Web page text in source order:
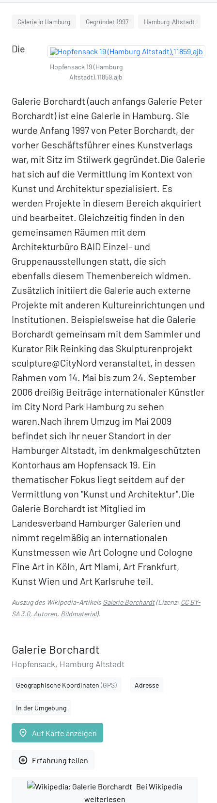
Galerie in Hamburg Gegründet 1997 Hamburg-Altstadt
Hopfensack 19 (Hamburg
Altstadt).11859.ajb
Die
Galerie Borchardt (auch anfangs Galerie Peter
Borchardt) ist eine Galerie in Hamburg. Sie
wurde Anfang 1997 von Peter Borchardt, der
vorher Geschäftsführer eines Kunstverlags
war, mit Sitz im Stilwerk gegründet.Die Galerie
hat sich auf die Vermittlung im Kontext von
Kunst und Architektur spezialisiert. Es
werden Projekte in diesem Bereich akquiriert
und bearbeitet. Gleichzeitig finden in den
gemeinsamen Räumen mit dem
Architekturbüro BAID Einzel- und
Gruppenausstellungen statt, die sich
ebenfalls diesem Themenbereich widmen.
Zusätzlich initiiert die Galerie auch externe
Projekte mit anderen Kultureinrichtungen und
Institutionen. Beispielsweise hat die Galerie
Borchardt gemeinsam mit dem Sammler und
Kurator Rik Reinking das Skulpturenprojekt
sculpture@CityNord veranstaltet, in dessen
Rahmen vom 14. Mai bis zum 24. September
2006 dreißig Beiträge internationaler Künstler
im City Nord Park Hamburg zu sehen
waren.Nach ihrem Umzug im Mai 2009
befindet sich ihr neuer Standort in der
Hamburger Altstadt, im denkmalgeschützten
Kontorhaus am Hopfensack 19. Ein
thematischer Fokus liegt seitdem auf der
Vermittlung von "Kunst und Architektur".Die
Galerie Borchardt ist Mitglied im
Landesverband Hamburger Galerien und
nimmt regelmäßig an internationalen
Kunstmessen wie Art Cologne und Cologne
Fine Art in Köln, Art Miami, Art Frankfurt,
Kunst Wien und Art Karlsruhe teil.
Auszug des Wikipedia-ArtikelsGalerie Borchardt(Lizenz: CC BY-
SA 3.0, Autoren, Bildmaterial).
Galerie Borchardt
Hopfensack, Hamburg Altstadt
Geographische Koordinaten (GPS) Adresse
In der Umgebung
place Auf Karte anzeigen
add_circle_outline Erfahrung teilen
Bei Wikipedia
weiterlesen